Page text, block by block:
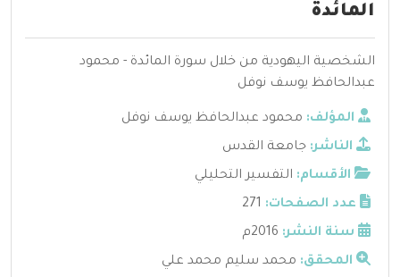
المائدة
الشخصية اليهودية من خلال سورة المائدة - محمود
عبدالحافظ يوسف نوفل
المؤلف: محمود عبدالحافظ يوسف نوفل
الناشر: جامعة القدس
الأقسام: التفسير التحليلي
عدد الصفحات: 271
سنة النشر: 2016م
المحقق: محمد سليم محمد علي